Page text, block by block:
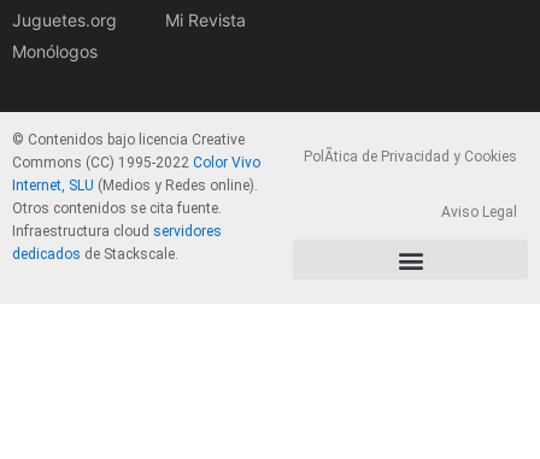
Juguetes.org
Monólogos
Mi Revista
© Contenidos bajo licencia Creative
Commons (CC) 1995-2022 Color Vivo
Internet, SLU (Medios y Redes online).
Otros contenidos se cita fuente.
Infraestructura cloud servidores
dedicados de Stackscale.
PolÃ­tica de Privacidad y Cookies
Aviso Legal